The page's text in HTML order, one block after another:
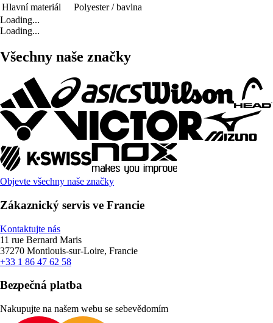
Hlavní materiál
Polyester / bavlna
Loading...
Loading...
Všechny naše značky
Objevte všechny naše značky
Zákaznický servis ve Francie
Kontaktujte nás
11 rue Bernard Maris
37270 Montlouis-sur-Loire, Francie
+33 1 86 47 62 58
Bezpečná platba
Nakupujte na našem webu se sebevědomím